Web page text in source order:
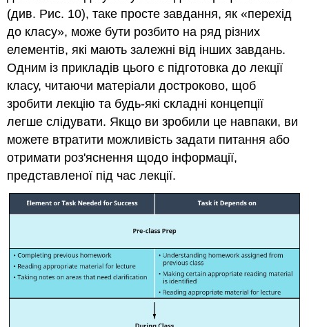
(див. Рис. 10), таке просте завдання, як «перехід
до класу», може бути розбито на ряд різних
елементів, які мають залежні від інших завдань.
Одним із прикладів цього є підготовка до лекції
класу, читаючи матеріали достроково, щоб
зробити лекцію та будь-які складні концепції
легше слідувати. Якщо ви зробили це навпаки, ви
можете втратити можливість задати питання або
отримати роз'яснення щодо інформації,
представленої під час лекції.